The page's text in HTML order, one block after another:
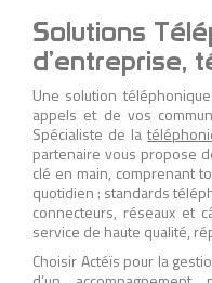
Solutions
d’entreprise,
Une solution
appels et de vos
Spécialiste de la
partenaire vous propose
clé en main, comprenant
quotidien : standards
connecteurs, réseaux et
service de haute qualité,
Choisir Actéïs pour la